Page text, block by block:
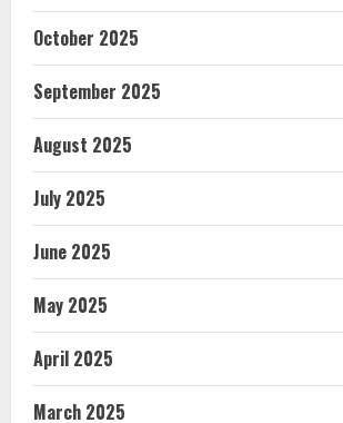
October 2025
September 2025
August 2025
July 2025
June 2025
May 2025
April 2025
March 2025